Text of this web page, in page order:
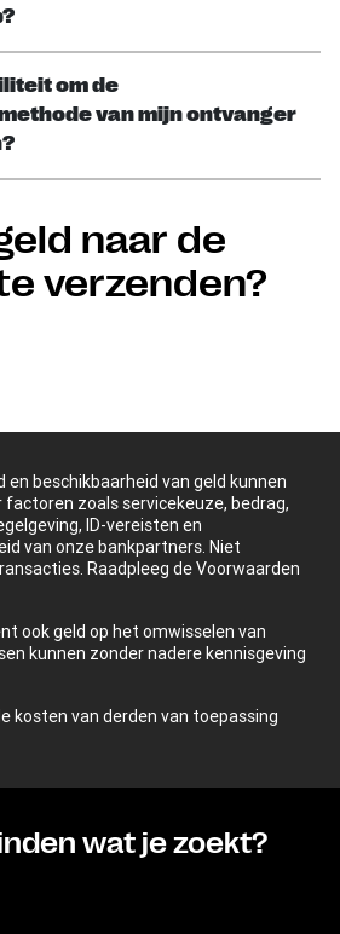
om de
van mijn ontvanger
naar de
verzenden?
beschikbaarheid van geld kunnen
zoals servicekeuze, bedrag,
ID-vereisten en
van onze bankpartners. Niet
Raadpleeg de Voorwaarden
ook geld op het omwisselen van
kunnen zonder nadere kennisgeving
kosten van derden van toepassing
wat je zoekt?